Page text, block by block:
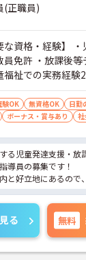
(正職員)
な資格・経験】
員免許 ・放課後
福祉での実務経験
験OK 無資格OK 日勤
ボーナス・賞与あり
る児童発達支援・放
導員の募集です！
と好立地にあるので
すので、ライフステ
ていくことができま
接対策ポイントなど
すのでお気軽にご相
る 無料